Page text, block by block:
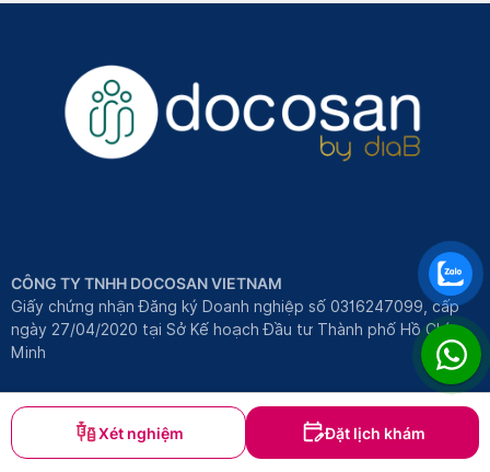
Xét nghiệm Đặt lịch khám
CÔNG TY TNHH DOCOSAN VIETNAM
Giấy chứng nhận Đăng ký Doanh nghiệp số 0316247099, cấp
ngày 27/04/2020 tại Sở Kế hoạch Đầu tư Thành phố Hồ Chí
Minh
Việt Nam
4.09 Tầng 4 Khối LA.3, 381-383 Nguyễn Duy Trinh, Phường Bình
Trưng Tây, Thành phố Thủ Đức, Thành phố Hồ Chí Minh, Việt